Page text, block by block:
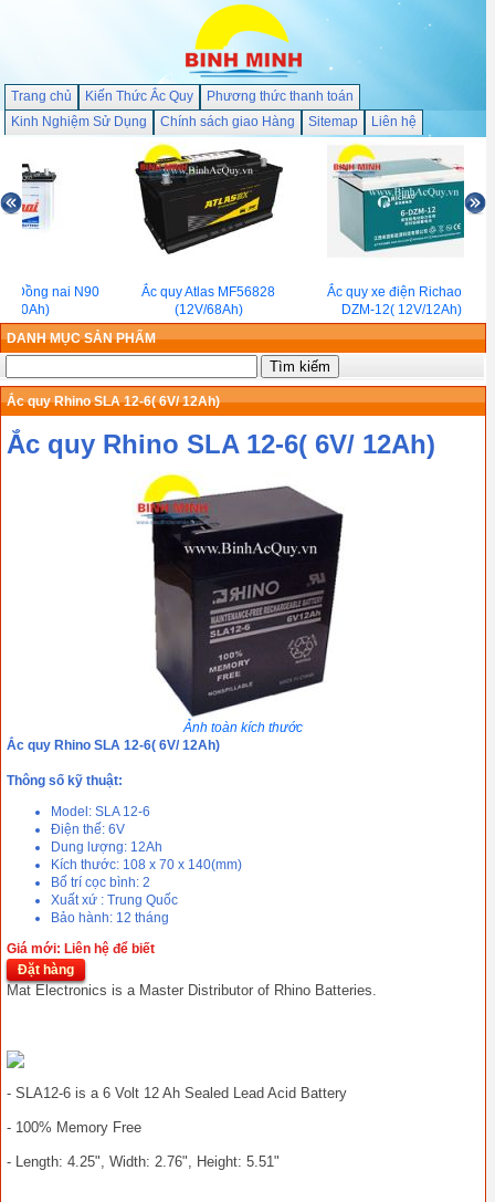
Trang chủ Kiến Thức Ắc Quy
Phương thức thanh toán
Kinh Nghiệm Sử Dụng
Chính sách giao Hàng Sitemap Liên hệ
Đồng nai N90
90Ah)
Ắc quy Atlas MF56828
(12V/68Ah)
Ắc quy xe điện Richao 6-
DZM-12( 12V/12Ah)
DANH MỤC SẢN PHẨM
Ắc quy Rhino SLA 12-6( 6V/ 12Ah)
Ắc quy Rhino SLA 12-6( 6V/ 12Ah)
Ảnh toàn kích thước
Ắc quy Rhino SLA 12-6( 6V/ 12Ah)
Thông số kỹ thuật:
Model: SLA 12-6
Điện thế: 6V
Dung lượng: 12Ah
Kích thước: 108 x 70 x 140(mm)
Bố trí cọc bình: 2
Xuất xứ : Trung Quốc
Bảo hành: 12 tháng
Giá mới: Liên hệ để biết
Đặt hàng
Mat Electronics is a Master Distributor of Rhino Batteries.
- SLA12-6 is a 6 Volt 12 Ah Sealed Lead Acid Battery
- 100% Memory Free
- Length: 4.25", Width: 2.76", Height: 5.51"